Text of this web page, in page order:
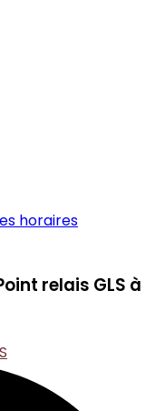
horaires
relais GLS à